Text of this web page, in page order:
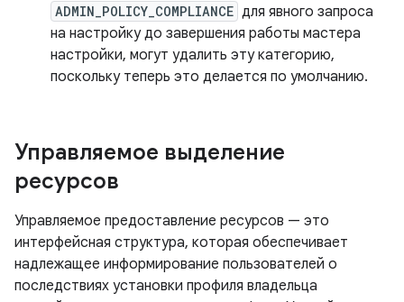
ADMIN_POLICY_COMPLIANCE для явного запроса
на настройку до завершения работы мастера
настройки, могут удалить эту категорию,
поскольку теперь это делается по умолчанию.
Управляемое выделение
ресурсов
Управляемое предоставление ресурсов — это
интерфейсная структура, которая обеспечивает
надлежащее информирование пользователей о
последствиях установки профиля владельца